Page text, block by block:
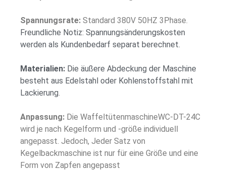
Spannungsrate: Standard 380V 50HZ 3Phase.
Freundliche Notiz: Spannungsänderungskosten
werden als Kundenbedarf separat berechnet.
Materialien: Die äußere Abdeckung der Maschine
besteht aus Edelstahl oder Kohlenstoffstahl mit
Lackierung.
Anpassung: Die WaffeltütenmaschineWC-DT-24C
wird je nach Kegelform und -größe individuell
angepasst. Jedoch, Jeder Satz von
Kegelbackmaschine ist nur für eine Größe und eine
Form von Zapfen angepasst